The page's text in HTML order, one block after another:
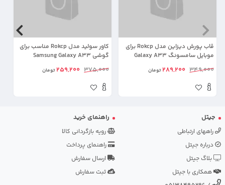
قاب پورش دیزاین مدل Rokcp برای
موبایل سامسونگ Galaxy A33
349,000
289,200تومان
کاور سولید مدل Rokcp مناسب برای
گوشی Samsung Galaxy A33
375,000
259,200تومان
جیتل
راههای ارتباطی
درباره جیتل
بلاگ جیتل
همکاری با جیتل
راهنمای خرید
رویه بازگردانی کالا
راهنمای پرداخت
ارسال سفارش
ثبت سفارش